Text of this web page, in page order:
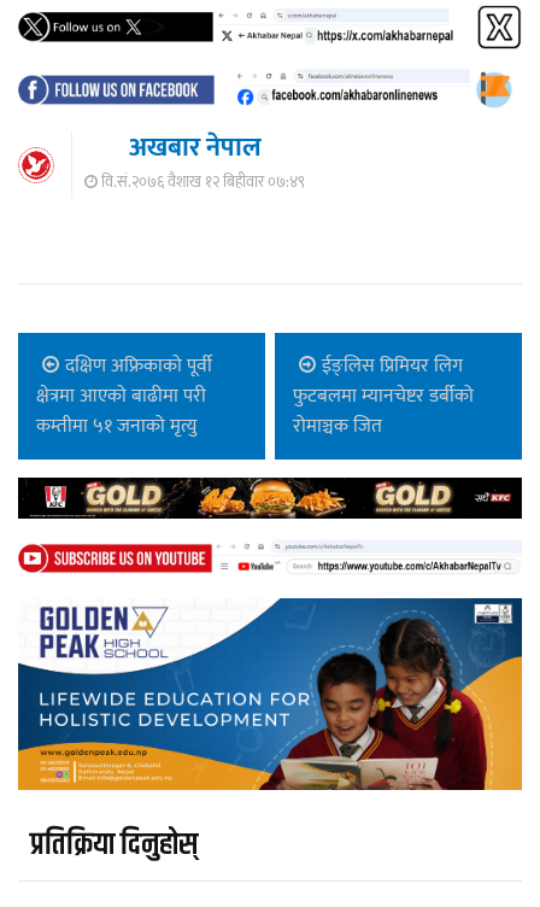
अखबार नेपाल
वि.सं.२०७६ वैशाख १२ बिहीवार ०७:४९
दक्षिण अफ्रिकाको पूर्वी
क्षेत्रमा आएको बाढीमा परी
कम्तीमा ५१ जनाको मृत्यु
ईङ्लिस प्रिमियर लिग
फुटबलमा म्यानचेष्टर डर्बीको
रोमाञ्चक जित
प्रतिक्रिया दिनुहोस्